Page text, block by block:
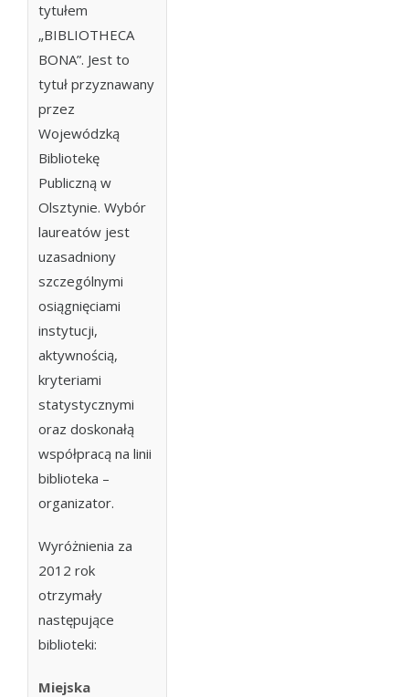
tytułem
„BIBLIOTHECA
BONA”. Jest to
tytuł przyznawany
przez
Wojewódzką
Bibliotekę
Publiczną w
Olsztynie. Wybór
laureatów jest
uzasadniony
szczególnymi
osiągnięciami
instytucji,
aktywnością,
kryteriami
statystycznymi
oraz doskonałą
współpracą na linii
biblioteka –
organizator.
Wyróżnienia za
2012 rok
otrzymały
następujące
biblioteki:
Miejska